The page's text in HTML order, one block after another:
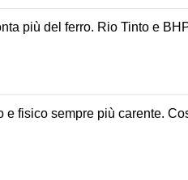
più del ferro. Rio Tinto e
e fisico sempre più carente.